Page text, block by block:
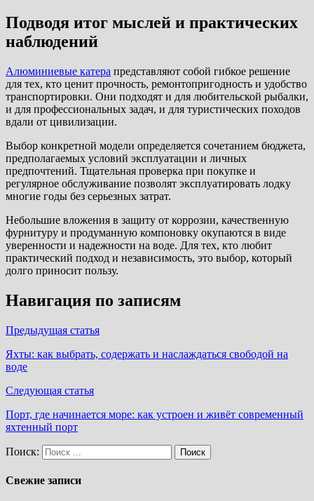
Подводя итог мыслей и практических
наблюдений
Алюминиевые катера представляют собой гибкое решение
для тех, кто ценит прочность, ремонтопригодность и удобство
транспортировки. Они подходят и для любительской рыбалки,
и для профессиональных задач, и для туристических походов
вдали от цивилизации.
Выбор конкретной модели определяется сочетанием бюджета,
предполагаемых условий эксплуатации и личных
предпочтений. Тщательная проверка при покупке и
регулярное обслуживание позволят эксплуатировать лодку
многие годы без серьезных затрат.
Небольшие вложения в защиту от коррозии, качественную
фурнитуру и продуманную компоновку окупаются в виде
уверенности и надежности на воде. Для тех, кто любит
практический подход и независимость, это выбор, который
долго приносит пользу.
Навигация по записям
Предыдущая статья
Яхты: как выбрать, содержать и наслаждаться свободой на
воде
Следующая статья
Порт, где начинается море: как устроен и живёт современный
яхтенный порт
Поиск:
Свежие записи